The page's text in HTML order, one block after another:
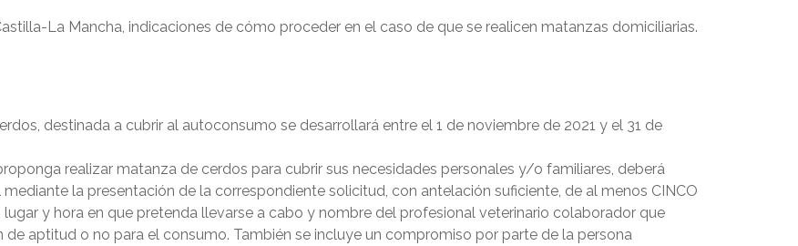
La Mancha, indicaciones de cómo proceder en el caso de que se realicen matanzas domiciliarias.
destinada a cubrir al autoconsumo se desarrollará entre el 1 de noviembre de 2021 y el 31 de
realizar matanza de cerdos para cubrir sus necesidades personales y/o familiares, deberá
la presentación de la correspondiente solicitud, con antelación suficiente, de al menos CINCO
y hora en que pretenda llevarse a cabo y nombre del profesional veterinario colaborador que
de aptitud o no para el consumo. También se incluye un compromiso por parte de la persona